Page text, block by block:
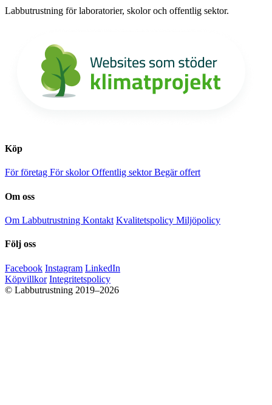
Labbutrustning för laboratorier, skolor och offentlig sektor.
Köp
För företag För skolorOffentlig sektorBegär offert
Om oss
Om Labbutrustning Kontakt Kvalitetspolicy Miljöpolicy
Följ oss
Facebook Instagram LinkedIn
Köpvillkor Integritetspolicy
© Labbutrustning 2019–2026